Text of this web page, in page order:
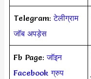
Telegram:टेलीग्राम
जॉब अपड़ेस
Fb Page:जॉइन
Facebook ग्रुप